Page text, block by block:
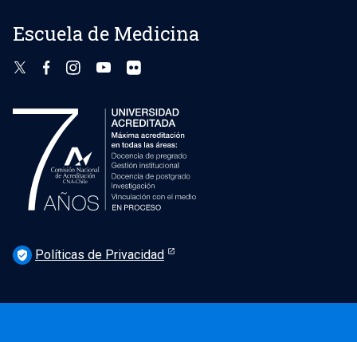
Escuela de Medicina
verified_user Políticas de Privacidad